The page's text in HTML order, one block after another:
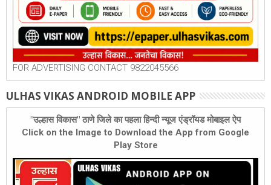
FOR ADVERTISING CONTACT 9822045566
ULHAS VIKAS ANDROID MOBILE APP
"उल्हास विकास" ठाणे जिले का पहला हिन्दी न्यूज एंड्रॉयड मोबाइल ऐप
Click on the Image to Download the App from Google
Play Store